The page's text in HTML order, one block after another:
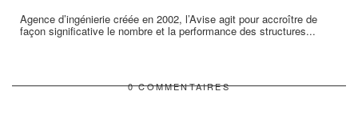
Agence d’ingénierie créée en 2002, l’Avise agit pour accroître de
façon significative le nombre et la performance des structures...
0 COMMENTAIRES